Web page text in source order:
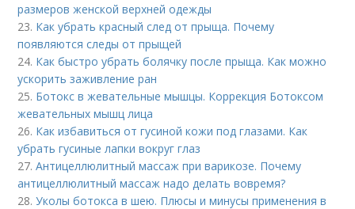
размеров женской верхней одежды
23. Как убрать красный след от прыща. Почему
появляются следы от прыщей
24. Как быстро убрать болячку после прыща. Как можно
ускорить заживление ран
25. Ботокс в жевательные мышцы. Коррекция Ботоксом
жевательных мышц лица
26. Как избавиться от гусиной кожи под глазами. Как
убрать гусиные лапки вокруг глаз
27.Антицеллюлитный массаж при варикозе. Почему
антицеллюлитный массаж надо делать вовремя?
28.Уколы ботокса в шею. Плюсы и минусы применения в